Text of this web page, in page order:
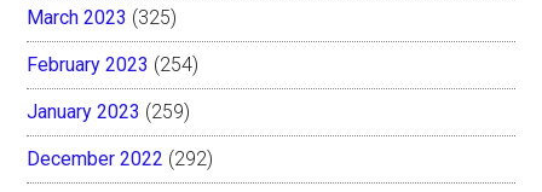
March 2023 (325)
February 2023 (254)
January 2023 (259)
December 2022 (292)